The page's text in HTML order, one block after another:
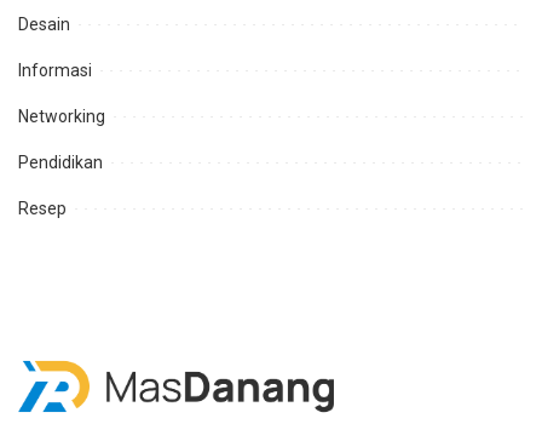
Desain
Informasi
Networking
Pendidikan
Resep